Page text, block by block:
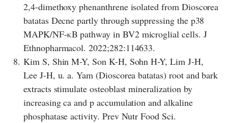
2,4-dimethoxy phenanthrene isolated from Dioscorea
batatas Decne partly through suppressing the p38
MAPK/NF-κB pathway in BV2 microglial cells. J
Ethnopharmacol. 2022;282:114633.
8. Kim S, Shin M-Y, Son K-H, Sohn H-Y, Lim J-H,
Lee J-H, u. a. Yam (Dioscorea batatas) root and bark
extracts stimulate osteoblast mineralization by
increasing ca and p accumulation and alkaline
phosphatase activity. Prev Nutr Food Sci.